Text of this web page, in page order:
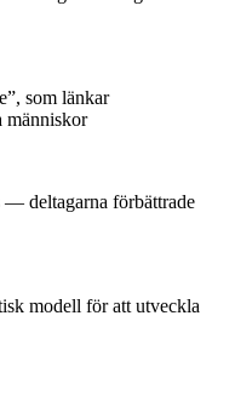
som länkar
människor
— deltagarna förbättrade
modell för att utveckla